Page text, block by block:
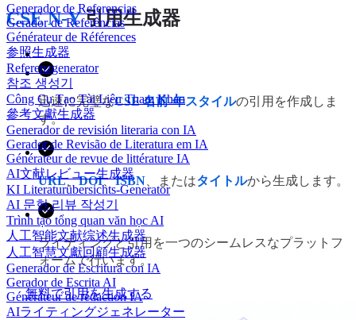
Generador de Referencias
Gerador de Referências
Générateur de Références
参照生成器
Referenzgenerator
참조 생성기
Công Cụ Tạo Tài Liệu Tham Khảo
參考文獻生成器
Generador de revisión literaria con IA
Gerador de Revisão de Literatura em IA
Générateur de revue de littérature IA
AI文献レビュー生成器
KI Literaturübersichts-Generator
AI 문헌 리뷰 작성기
Trình tạo tổng quan văn học AI
人工智能文献综述生成器
人工智慧文獻回顧生成器
Generador de Escritura con IA
Gerador de Escrita AI
Générateur de rédaction IA
AIライティングジェネレーター
CSE N-Y引用生成器
迅速に完璧なCSE 名前-年スタイルの引用を作成しま
す。
URL、DOI、ISBN 、またはタイトルから生成します。
ライティングと引用を一つのシームレスなプラットフ
ォームで行います。
無料で引用を生成する